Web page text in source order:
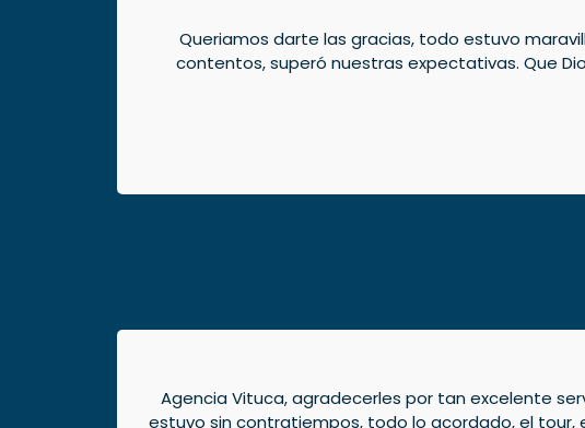
Queriamos darte las gracias, todo estuvo
contentos, superó nuestras expectativas. Que
Agencia Vituca, agradecerles por tan excelente
estuvo sin contratiempos, todo lo acordado, el tour,